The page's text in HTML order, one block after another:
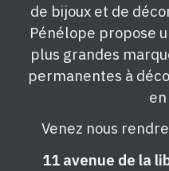
de bijoux et de
Pénélope propose
plus grandes
permanentes à
Venez nous
11 avenue de la